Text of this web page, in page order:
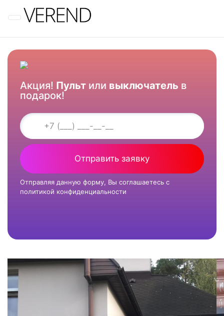
Меню
Акция! Пульт или выключатель в
подарок!
Отправить заявку
Отправляя данную форму, Вы соглашаетесь с
политикой конфиденциальности